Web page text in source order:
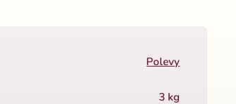
Polevy
3 kg